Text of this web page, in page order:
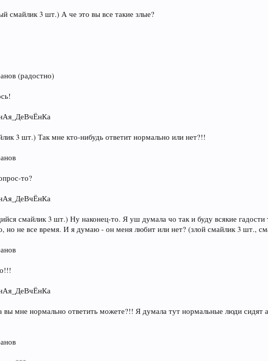
смайлик 3 шт.) А че это вы все такие злые?
(радостно)
3 шт.) Так мне кто-нибудь ответит нормально или нет?!!
то?
смайлик 3 шт.) Ну наконец-то. Я уш думала чо так и буду всякие
но не все время. И я думаю - он меня любит или нет? (злой смайлик 3 шт.,
вы мне нормально ответить можете?!! Я думала тут нормальные люди